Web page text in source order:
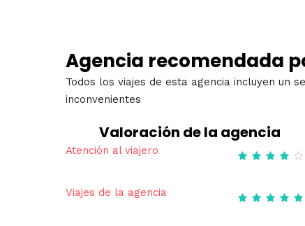
Agencia recomendada
Todos los viajes de esta agencia incluyen un
inconvenientes
Valoración de la agencia
Atención al viajero
Viajes de la agencia